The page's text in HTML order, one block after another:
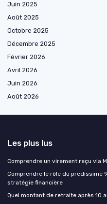
Juin 2025
Août 2025
Octobre 2025
Décembre 2025
Février 2026
Avril 2026
Juin 2026
Août 2026
Les plus lus
Comprendre un virement reçu via
Comprendre le rôle du predissime
stratégie financière
Quel montant de retraite après 10